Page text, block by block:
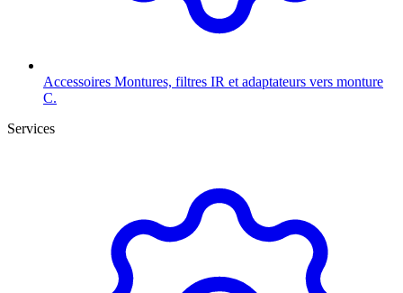
Accessoires Montures, filtres IR et adaptateurs vers monture
C.
Services